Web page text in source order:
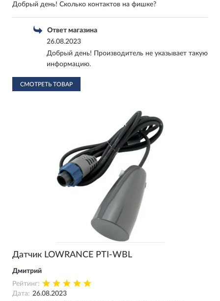
Добрый день! Сколько контактов на фишке?
Ответ магазина
26.08.2023
Добрый день! Производитель не указывает такую
информацию.
СМОТРЕТЬ ТОВАР
Датчик LOWRANCE PTI-WBL
Дмитрий
Рейтинг:
Дата: 26.08.2023